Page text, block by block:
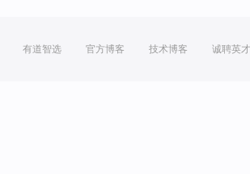
有道智选 官方博客 技术博客 诚聘英才